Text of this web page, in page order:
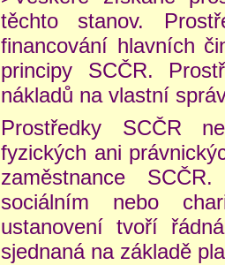
těchto stanov.
financování hlavních
principy SCČR.
nákladů na vlastní
Prostředky SCČR
fyzických ani
zaměstnance
sociálním nebo
ustanovení tvoří
sjednaná na základě